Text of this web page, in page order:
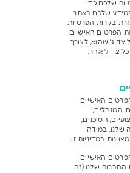
שלכם כדי
שלכם באתר
בקרות הפרטיות
הפרטים האישיים
ג' שהוא, לצורך
כל צד ג' אחר.
האישיים
המנהלים,
הסוכנים,
שלנו, במידה
במדיניות זו.
האישיים
שלנו (זה